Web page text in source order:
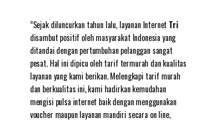
”Sejak diluncurkan tahun lalu, layanan Internet Tri
disambut positif oleh masyarakat Indonesia yang
ditandai dengan pertumbuhan pelanggan sangat
pesat. Hal ini dipicu oleh tarif termurah dan kualitas
layanan yang kami berikan. Melengkapi tarif murah
dan berkualitas ini, kami hadirkan kemudahan
mengisi pulsa internet baik dengan menggunakan
voucher maupun layanan mandiri secara on line,